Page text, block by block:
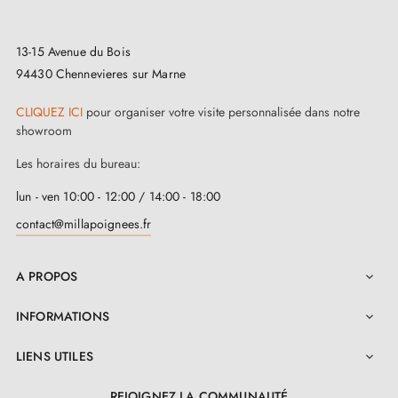
comme une usine avec un stock permanent : chaque
pièce peut être lancée, préparée ou finalisée selon les
commandes reçues.
Retours : ce type de produit ne peut pas toujours être
importante. Les retours peuvent donc être limités ou
refusés dans le cadre de notre extension commerciale
commander d’abord une seule pièce afin de valider le
13-15 Avenue du Bois
94430 Chennevieres sur Marne
CLIQUEZ ICI pour organiser votre visite personnalisée dans notre
showroom
Les horaires du bureau:
lun - ven 10:00 - 12:00 / 14:00 - 18:00
contact@millapoignees.fr
A PROPOS 
INFORMATIONS 
LIENS UTILES 